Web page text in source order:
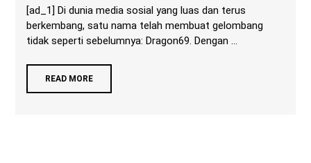
[ad_1] Di dunia media sosial yang luas dan terus
berkembang, satu nama telah membuat gelombang
tidak seperti sebelumnya: Dragon69. Dengan ...
READ MORE